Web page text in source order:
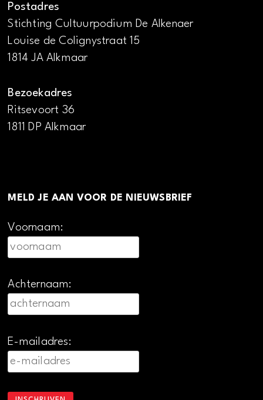
Postadres
Stichting Cultuurpodium De Alkenaer
Louise de Colignystraat 15
1814 JA Alkmaar
Bezoekadres
Ritsevoort 36
1811 DP Alkmaar
MELD JE AAN VOOR DE NIEUWSBRIEF
Voornaam:
Achternaam:
E-mailadres: